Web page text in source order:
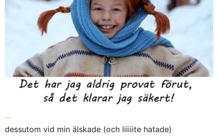
…
dessutom vid min älskade (och liiiiite hatade)